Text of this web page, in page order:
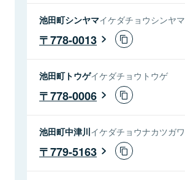
池田町シンヤマイケダチョウシンヤマ
778-0013
池田町トウゲイケダチョウトウゲ
778-0006
池田町中津川イケダチョウナカツガワ
779-5163